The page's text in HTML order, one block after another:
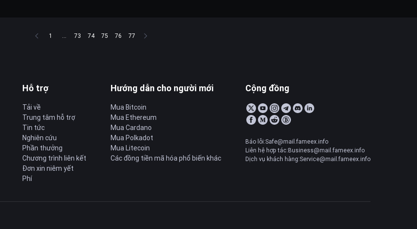
1 ... 73 74 75 76 77
Hỗ trợ
Tải về
Trung tâm hỗ trợ
Tin tức
Nghiên cứu
Phần thưởng
Chương trình liên kết
Đơn xin niêm yết
Phí
Hướng dẫn cho người mới
Mua Bitcoin
Mua Ethereum
Mua Cardano
Mua Polkadot
Mua Litecoin
Các đồng tiền mã hóa phổ biến khác
Cộng đồng
Báo lỗi:Safe@mail.fameex.info
Liên hệ hợp tác:Business@mail.fameex.info
Dịch vụ khách hàng:Service@mail.fameex.info